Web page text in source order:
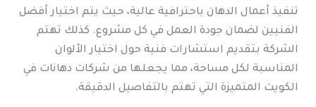
تنفيذ أعمال الدهان باحترافية عالية، حيث يتم اختيار أفضل
الفنيين لضمان جودة العمل في كل مشروع. كذلك تهتم
الشركة بتقديم استشارات فنية حول اختيار الألوان
المناسبة لكل مساحة، مما يجعلها من شركات دهانات في
الكويت المتميزة التي تهتم بالتفاصيل الدقيقة.